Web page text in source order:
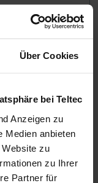
Über Cookies
bei Teltec
Anzeigen zu
Medien anbieten
zu
zu Ihrer
Partner für
mehr